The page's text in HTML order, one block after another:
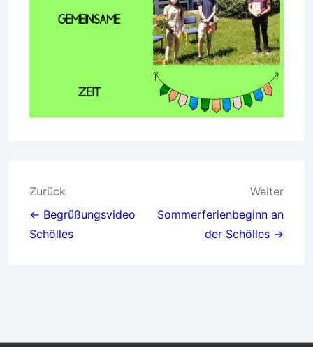
Beitragsnavigation
Zurück
← Begrüßungsvideo
Schölles
Weiter
Sommerferienbeginn an
der Schölles →